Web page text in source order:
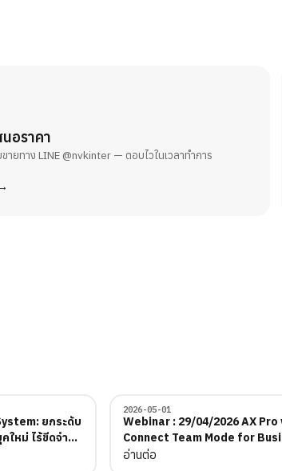
นอราคา
ายทาง LINE @nvkinter — ตอบไวในเวลาทำการ
ยกระดับ
ใหม่ ไร้ขีดจำกัด
Webinar
2026-05-01
Webinar : 29/04/2026 AX
Connect Team Mode for
อ่านต่อ